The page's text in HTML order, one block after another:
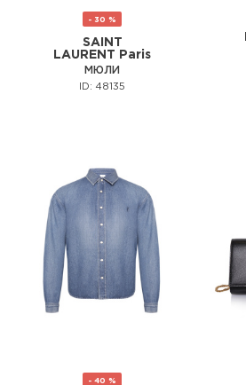
- 30 %
SAINT
LAURENT Paris
МЮЛИ
ID: 48135
- 40 %